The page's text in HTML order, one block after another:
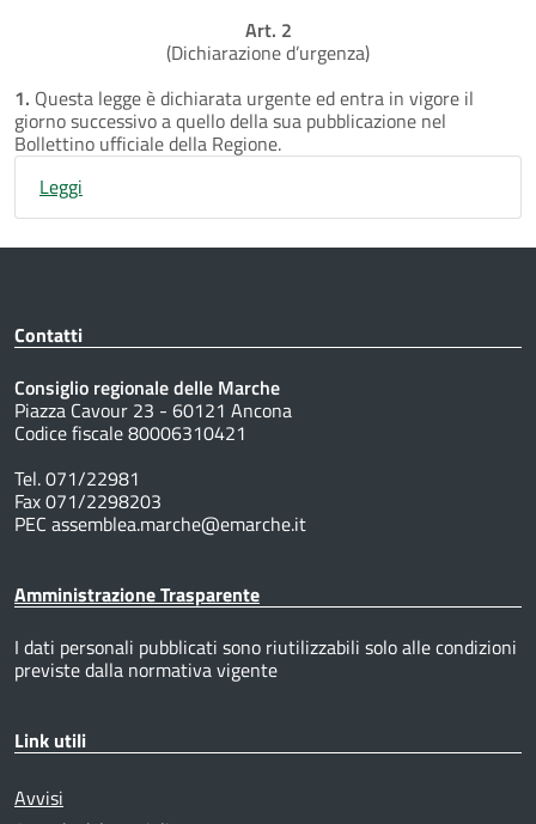
Art. 2
(Dichiarazione d’urgenza)
1. Questa legge è dichiarata urgente ed entra in vigore il
giorno successivo a quello della sua pubblicazione nel
Bollettino ufficiale della Regione.
Leggi
Contatti
Consiglio regionale delle Marche
Piazza Cavour 23 - 60121 Ancona
Codice fiscale 80006310421
Tel. 071/22981
Fax 071/2298203
PEC assemblea.marche@emarche.it
Amministrazione Trasparente
I dati personali pubblicati sono riutilizzabili solo alle condizioni
previste dalla normativa vigente
Link utili
Avvisi